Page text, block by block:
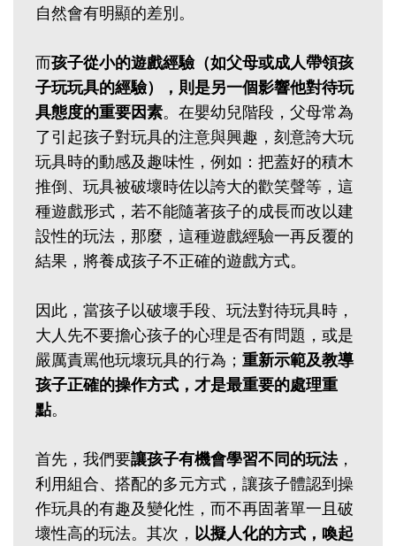
自然會有明顯的差別。
而孩子從小的遊戲經驗（如父母或成人帶領孩
子玩玩具的經驗），則是另一個影響他對待玩
具態度的重要因素。在嬰幼兒階段，父母常為
了引起孩子對玩具的注意與興趣，刻意誇大玩
玩具時的動感及趣味性，例如：把蓋好的積木
推倒、玩具被破壞時佐以誇大的歡笑聲等，這
種遊戲形式，若不能隨著孩子的成長而改以建
設性的玩法，那麼，這種遊戲經驗一再反覆的
結果，將養成孩子不正確的遊戲方式。
因此，當孩子以破壞手段、玩法對待玩具時，
大人先不要擔心孩子的心理是否有問題，或是
嚴厲責罵他玩壞玩具的行為； 重新示範及教導
孩子正確的操作方式，才是最重要的處理重
點。
首先，我們要讓孩子有機會學習不同的玩法，
利用組合、搭配的多元方式，讓孩子體認到操
作玩具的有趣及變化性，而不再固著單一且破
壞性高的玩法。其次， 以擬人化的方式，喚起